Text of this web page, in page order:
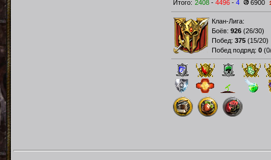
Итого: 2408 - 4496 - 4 6900
Клан-Лига:
Боёв: 926 (26/30)
Побед: 375 (15/20)
Побед подряд: 0 (